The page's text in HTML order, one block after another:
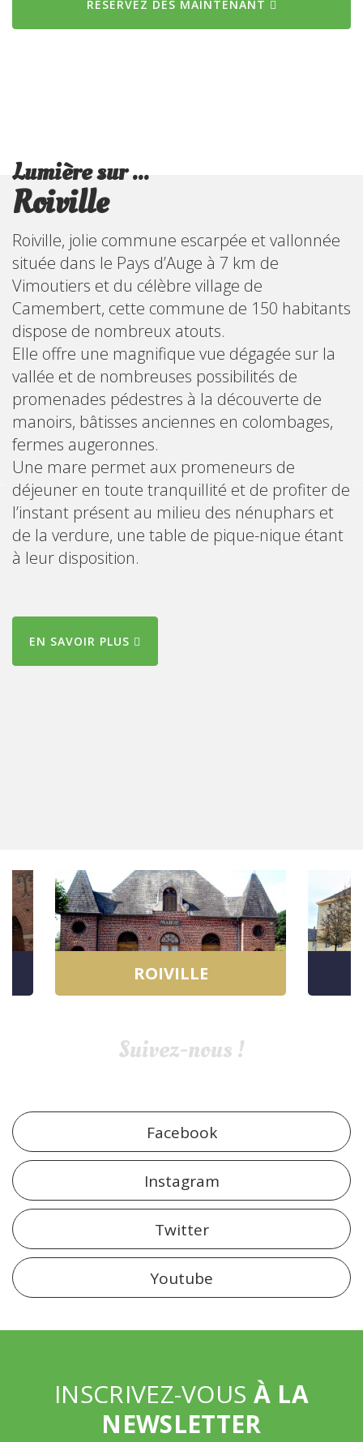
RÉSERVEZ DÈS MAINTENANT
Lumière sur ...
Roiville
Roiville, jolie commune escarpée et vallonnée
située dans le Pays d’Auge à 7 km de
Vimoutiers et du célèbre village de
Camembert, cette commune de 150 habitants
dispose de nombreux atouts.
Elle offre une magnifique vue dégagée sur la
vallée et de nombreuses possibilités de
promenades pédestres à la découverte de
manoirs, bâtisses anciennes en colombages,
fermes augeronnes.
Une mare permet aux promeneurs de
déjeuner en toute tranquillité et de profiter de
l’instant présent au milieu des nénuphars et
de la verdure, une table de pique-nique étant
à leur disposition.
EN SAVOIR PLUS
ROIVILLE
Suivez-nous !
Facebook
Instagram
Twitter
Youtube
INSCRIVEZ-VOUS À LA
NEWSLETTER